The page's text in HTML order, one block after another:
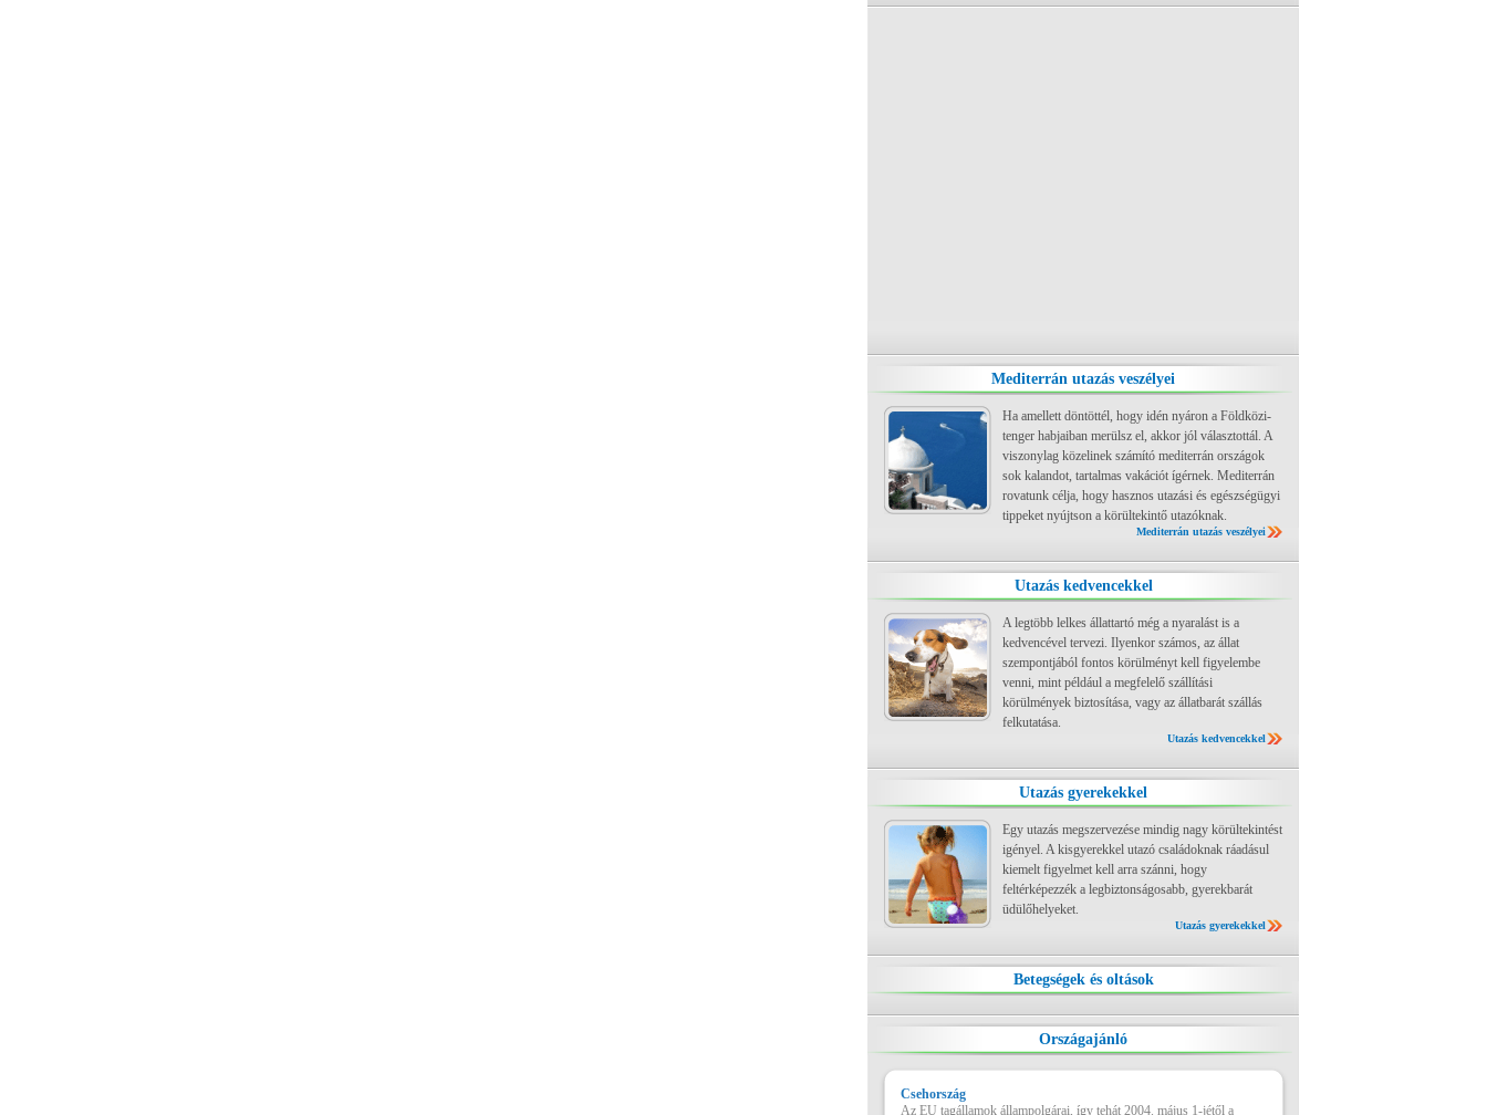
Mediterrán utazás veszélyei
Ha amellett döntöttél, hogy idén nyáron a Földközi-
tenger habjaiban merülsz el, akkor jól választottál. A
viszonylag közelinek számító mediterrán országok
sok kalandot, tartalmas vakációt ígérnek. Mediterrán
rovatunk célja, hogy hasznos utazási és egészségügyi
tippeket nyújtson a körültekintő utazóknak.
Mediterrán utazás veszélyei
Utazás kedvencekkel
A legtöbb lelkes állattartó még a nyaralást is a
kedvencével tervezi. Ilyenkor számos, az állat
szempontjából fontos körülményt kell figyelembe
venni, mint például a megfelelő szállítási
körülmények biztosítása, vagy az állatbarát szállás
felkutatása.
Utazás kedvencekkel
Utazás gyerekekkel
Egy utazás megszervezése mindig nagy körültekintést
igényel. A kisgyerekkel utazó családoknak ráadásul
kiemelt figyelmet kell arra szánni, hogy
feltérképezzék a legbiztonságosabb, gyerekbarát
üdülőhelyeket.
Utazás gyerekekkel
Betegségek és oltások
Országajánló
Csehország
Az EU tagállamok állampolgárai, így tehát 2004. május 1-jétől a